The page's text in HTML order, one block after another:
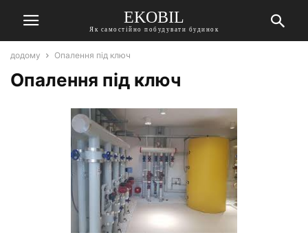
EKOBIL
Як самостійно побудувати будинок
додому Опалення під ключ
Опалення під ключ